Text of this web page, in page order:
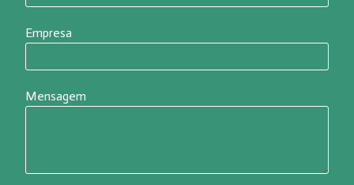
Empresa
Mensagem